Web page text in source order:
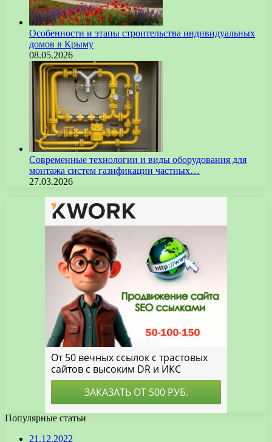
Особенности и этапы строительства индивидуальных
домов в Крыму
08.05.2026
Современные технологии и виды оборудования для
монтажа систем газификации частных…
27.03.2026
Популярные статьи
21.12.2022